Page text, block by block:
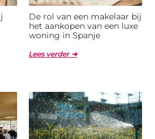
De rol van een makelaar bij
het aankopen van een luxe
woning in Spanje
Lees verder ➜